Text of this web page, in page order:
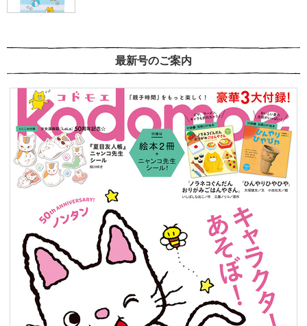
最新号のご案内